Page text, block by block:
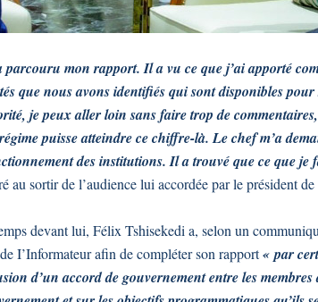
parcouru mon rapport. Il a vu ce que j’ai apporté
que nous avons identifiés qui sont disponibles pour
je peux aller loin sans faire trop de
puisse atteindre ce chiffre-là. Le chef m’a
des institutions. Il a trouvé que ce que
au sortir de l’audience lui accordée par le président
devant lui, Félix Tshisekedi a, selon un
I’Informateur afin de compléter son rapport« par
d’un accord de gouvernement entre les